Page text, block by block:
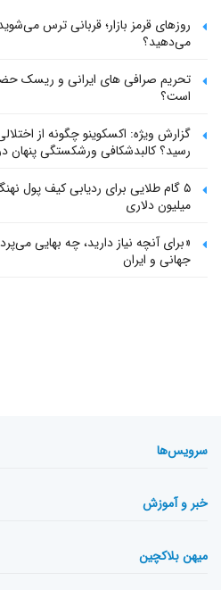
روزهای قرمز بازار؛ قربانی ترس می‌شوید
می‌دهید؟
تحریم صرافی های ایرانی و ریسک
است؟
گزارش ویژه: اکسکوینو چگونه از
رسید؟ کالبدشکافی ورشکستگی پنهان
۵ گام طلایی برای ردیابی کیف پول‌
میلیون دلاری
«برای آنچه نیاز دارید، چه بهایی
جهانی و ایران
سرویس‌ها
خبر و آموزش
میهن بلاکچین